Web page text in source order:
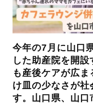
今年の7月に山口
した助産院を開
も産後ケアが広
け皿の少なさが社
す。山口県、山口